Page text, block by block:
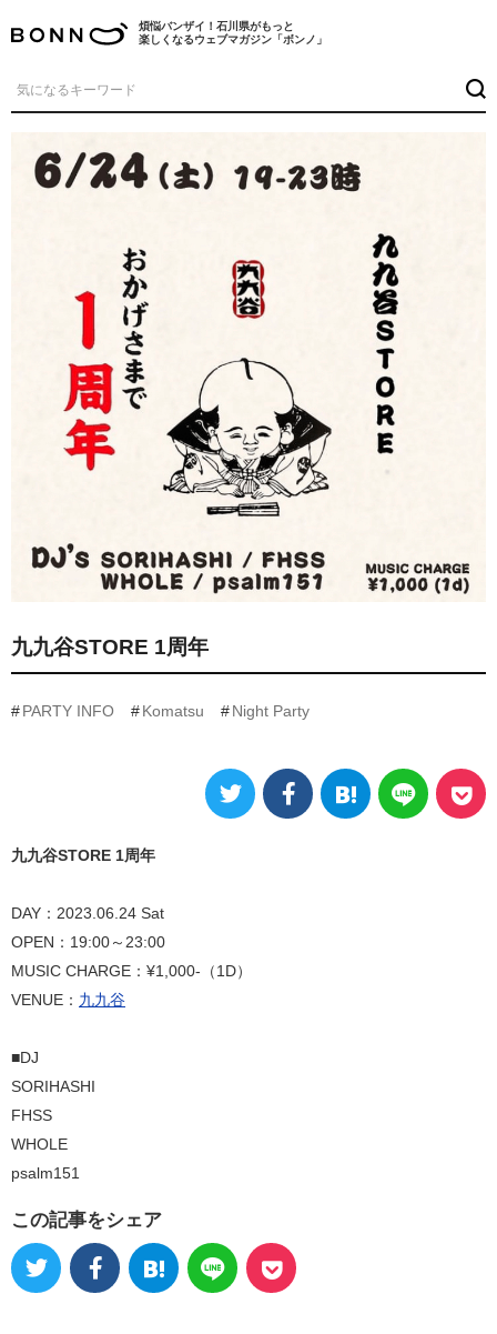
煩悩バンザイ！石川県がもっと
楽しくなるウェブマガジン「ボンノ」
九九谷STORE 1周年
PARTY INFO Komatsu Night Party
九九谷STORE 1周年
DAY：2023.06.24 Sat
OPEN：19:00～23:00
MUSIC CHARGE：¥1,000-（1D）
VENUE： 九九谷
■DJ
SORIHASHI
FHSS
WHOLE
psalm151
この記事をシェア